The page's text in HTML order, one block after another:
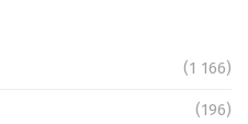
(1 166)
(196)